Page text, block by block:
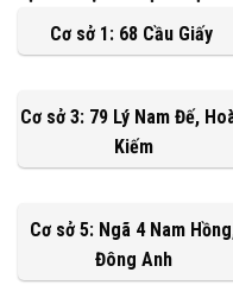
Cơ sở 1: 68 Cầu Giấy
Cơ sở 3: 79 Lý Nam Đế,
Kiếm
Cơ sở 5: Ngã 4 Nam
Đông Anh